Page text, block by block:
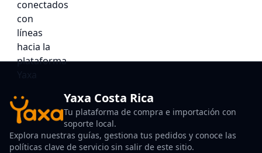
Yaxa Costa Rica
Tu plataforma de compra e importación con
soporte local.
Explora nuestras guías, gestiona tus pedidos y conoce las
políticas clave de servicio sin salir de este sitio.